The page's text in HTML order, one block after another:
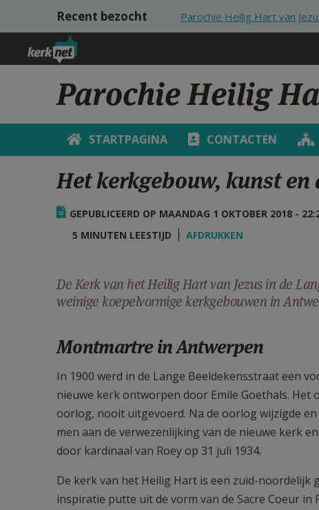
Overslaan en naar de inhoud gaan
Recent bezocht Parochie Heilig Hart van
Parochie Heilig
STARTPAGINA CONTACTEN
Het kerkgebouw, kunst
GEPUBLICEERD OP MAANDAG 1 OKTOBER 2018 -
5 MINUTEN LEESTIJD
AFDRUKKEN
De Kerk van het Heilig Hart van Jezus in de
weinige koepelvormige kerkgebouwen in
Montmartre in Antwerpen
In 1900 werd in de Lange Beeldekensstraat een
nieuwe kerk ontworpen door Emile Goethals.
oorlog, nooit uitgevoerd. Na de oorlog wijzigde
men aan de verwezenlijking van de nieuwe kerk
door kardinaal van Roey op 31 juli 1934.
De kerk van het Heilig Hart is een zuid-
inspiratie putte uit de vorm van de Sacre Coeur